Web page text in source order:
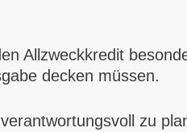
Allzweckkredit
decken müssen.
zu